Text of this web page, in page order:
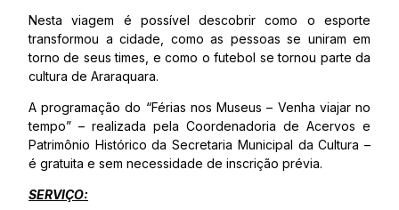
Nesta viagem é possível descobrir como o esporte
transformou a cidade, como as pessoas se uniram em
torno de seus times, e como o futebol se tornou parte da
cultura de Araraquara.
A programação do “Férias nos Museus – Venha viajar no
tempo” – realizada pela Coordenadoria de Acervos e
Patrimônio Histórico da Secretaria Municipal da Cultura –
é gratuita e sem necessidade de inscrição prévia.
SERVIÇO: